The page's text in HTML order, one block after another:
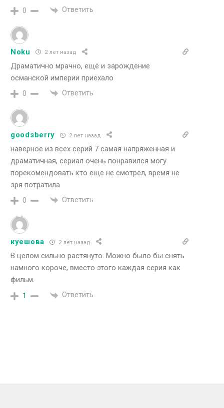
0 Ответить
Noku 2 лет назад
Драматично мрачно, ещё и зарождение
османской империи приехало
0 Ответить
goodsberry 2 лет назад
наверное из всех серий 7 самая напряженная и
драматичная, сериал очень понравился могу
порекомендовать кто еще не смотрел, время не
зря потратила
0 Ответить
куешова 2 лет назад
В целом сильно растянуто. Можно было бы снять
намного короче, вместо этого каждая серия как
фильм.
1 Ответить